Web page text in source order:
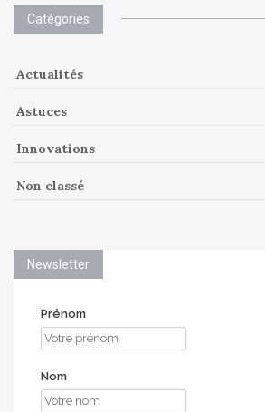
Catégories
Actualités
Astuces
Innovations
Non classé
Newsletter
Prénom
Nom